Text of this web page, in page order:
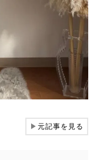
▶元記事を見る